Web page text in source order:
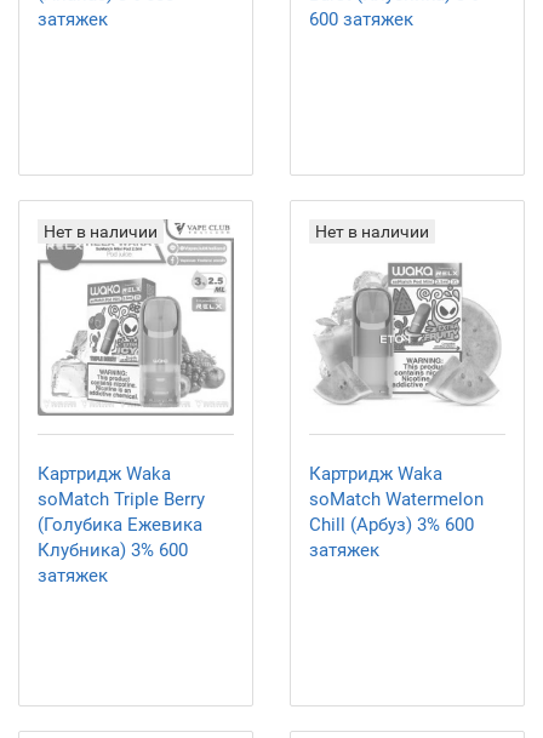
затяжек
600 затяжек
Нет в наличии
Картридж Waka
soMatch Triple Berry
(Голубика Ежевика
Клубника) 3% 600
затяжек
Нет в наличии
Картридж Waka
soMatch Watermelon
Chill (Арбуз) 3% 600
затяжек